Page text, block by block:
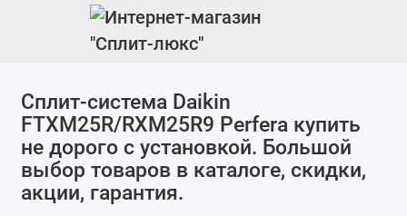
Cплит-система Daikin
FTXM25R/RXM25R9 Perfera купить
не дорого с установкой. Большой
выбор товаров в каталоге, скидки,
акции, гарантия.